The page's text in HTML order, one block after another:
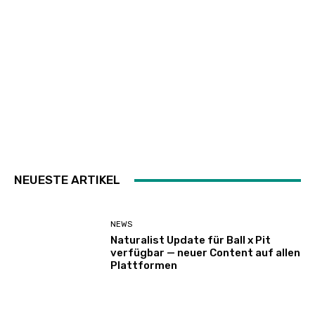
NEUESTE ARTIKEL
NEWS
Naturalist Update für Ball x Pit
verfügbar — neuer Content auf allen
Plattformen